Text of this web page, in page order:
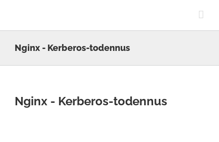
Nginx - Kerberos-todennus
Nginx - Kerberos-todennus